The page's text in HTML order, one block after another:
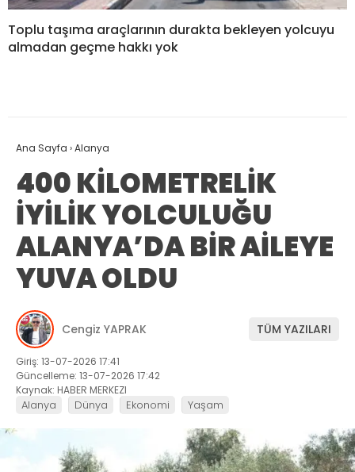
Toplu taşıma araçlarının durakta bekleyen yolcuyu
almadan geçme hakkı yok
Ana Sayfa ›Alanya
400 KİLOMETRELİK
İYİLİK YOLCULUĞU
ALANYA’DA BİR AİLEYE
YUVA OLDU
Cengiz YAPRAK TÜM YAZILARI
Giriş: 13-07-2026 17:41
Güncelleme: 13-07-2026 17:42
Kaynak: HABER MERKEZI
Alanya Dünya Ekonomi Yaşam